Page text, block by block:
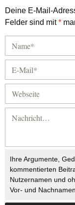
Deine E-Mail-
Felder sind mit*
Ihre Argumente,
kommentierten
Nutzernamen und
Vor- und